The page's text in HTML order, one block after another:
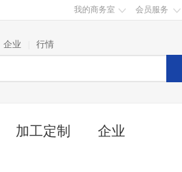
我的商务室 会员服务
企业 行情
加工定制 企业